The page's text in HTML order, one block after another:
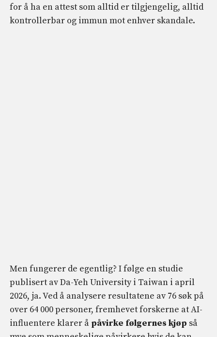
for å ha en attest som alltid er tilgjengelig, alltid
kontrollerbar og immun mot enhver skandale.
Men fungerer de egentlig? I følge en studie
publisert av Da-Yeh University i Taiwan i april
2026, ja. Ved å analysere resultatene av 76 søk på
over 64 000 personer, fremhevet forskerne at AI-
influentere klarer å påvirke følgernes kjøp så